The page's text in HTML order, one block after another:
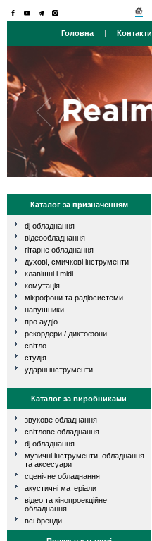
Головна | Контакти
Каталог за призначенням
dj обладнання
відеообладнання
гітарне обладнання
духові, смичкові інструменти
клавішні і midi
комутація
мікрофони та радіосистеми
навушники
про аудіо
рекордери / диктофони
світло
студія
ударні інструменти
Каталог за виробниками
звукове обладнання
світлове обладнання
dj обладнання
музичні інструменти, обладнання
та аксесуари
сценічне обладнання
акустичні матеріали
відео та кінопроекційне
обладнання
всі бренди